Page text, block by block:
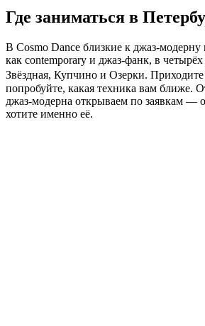
Где заниматься в
В Cosmo Dance близкие к джаз-модерну
как contemporary и джаз-фанк, в
Звёздная, Купчино и Озерки.
попробуйте, какая техника вам ближе.
джаз-модерна открываем по заявкам —
хотите именно её.